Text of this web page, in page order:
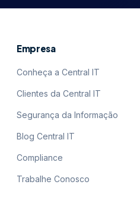
Empresa
Conheça a Central IT
Clientes da Central IT
Segurança da Informação
Blog Central IT
Compliance
Trabalhe Conosco